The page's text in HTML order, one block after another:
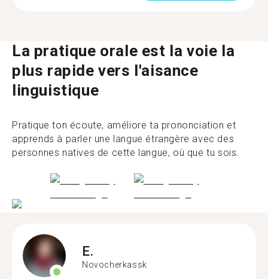
La pratique orale est la voie la
plus rapide vers l'aisance
linguistique
Pratique ton écoute, améliore ta prononciation et
apprends à parler une langue étrangère avec des
personnes natives de cette langue, où que tu sois.
E.
Novocherkassk